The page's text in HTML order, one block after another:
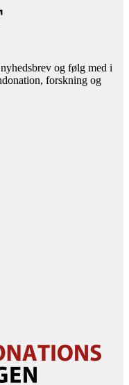
og følg med i
forskning og